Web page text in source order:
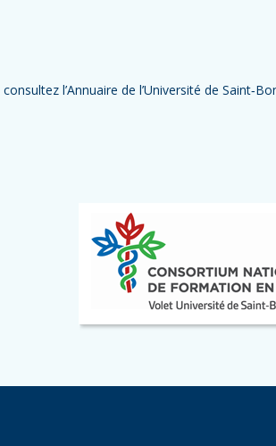
l’Annuaire de l’Université de